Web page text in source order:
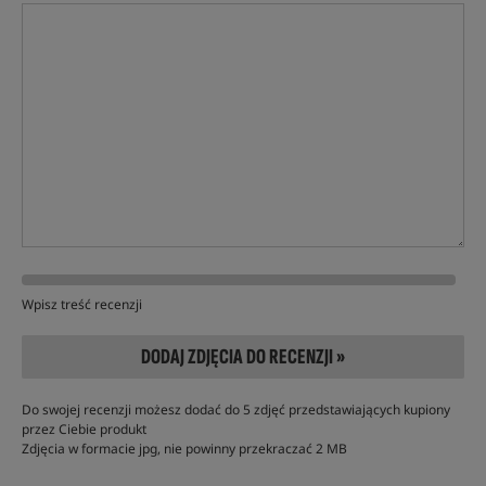
Wpisz treść recenzji
DODAJ ZDJĘCIA DO RECENZJI »
Do swojej recenzji możesz dodać do 5 zdjęć przedstawiających kupiony
przez Ciebie produkt
Zdjęcia w formacie jpg, nie powinny przekraczać 2 MB